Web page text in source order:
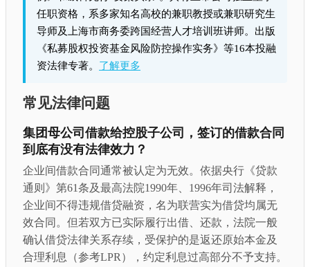
任职资格，系多家知名高校的兼职教授或兼职研究生
导师及上海市商务委跨国经营人才培训班讲师。出版
《私募股权投资基金风险防控操作实务》等16本投融
资法律专著。 了解更多
常见法律问题
集团母公司借款给控股子公司，签订的借款合同
到底有没有法律效力？
企业间借款合同通常被认定为无效。依据央行《贷款
通则》第61条及最高法院1990年、1996年司法解释，
企业间不得违规借贷融资，名为联营实为借贷均属无
效合同。但若双方已实际履行出借、还款，法院一般
确认借贷法律关系存续，受保护的是返还原始本金及
合理利息（参考LPR），约定利息过高部分不予支持。